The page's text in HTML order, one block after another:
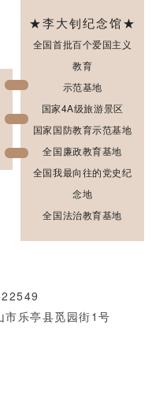
★李大钊纪念馆★
全国首批百个爱国主义
教育
示范基地
国家4A级旅游景区
国家国防教育示范基地
全国廉政教育基地
全国我最向往的党史纪
念地
全国法治教育基地
市乐亭县觅园街1号